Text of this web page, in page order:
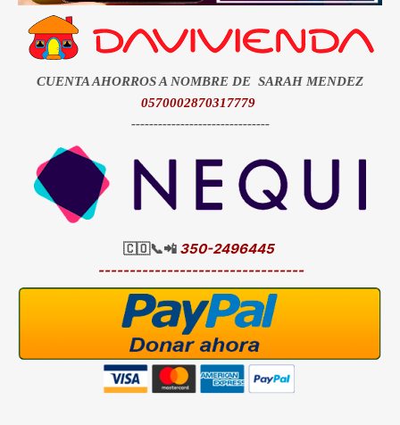
CUENTA AHORROS A NOMBRE DE SARAH MENDEZ
0570002870317779
-------------------------------
🇨🇴📞📲 350-2496445
---------------------------------